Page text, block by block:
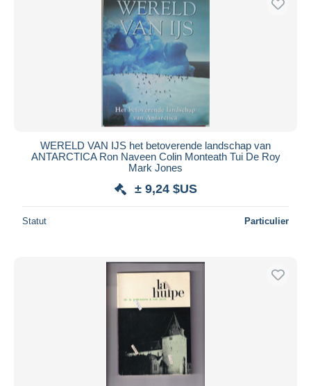
WERELD VAN IJS het betoverende landschap van
ANTARCTICA Ron Naveen Colin Monteath Tui De Roy
Mark Jones
± 9,24 $US
Statut Particulier